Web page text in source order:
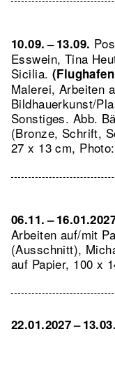
10.09. – 13.09.
Esswein, Tina
Sicilia.
Malerei, Arbeiten
Bildhauerkunst/
Sonstiges. Abb.
(Bronze, Schrift,
27 x 13 cm,
06.11. –
Arbeiten auf/mit
(Ausschnitt),
auf Papier, 100 x
22.01.2027 –